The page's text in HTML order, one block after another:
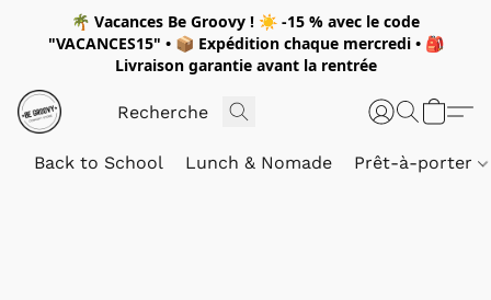
🌴 Vacances Be Groovy ! ☀️ -15 % avec le code
"VACANCES15" • 📦 Expédition chaque mercredi• 🎒
Livraison garantie avant la rentrée
Back to School Lunch & Nomade Prêt-à-porter